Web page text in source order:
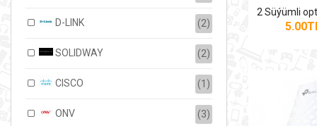
D-LINK (2)
SOLIDWAY (2)
CISCO (1)
ONV (3)